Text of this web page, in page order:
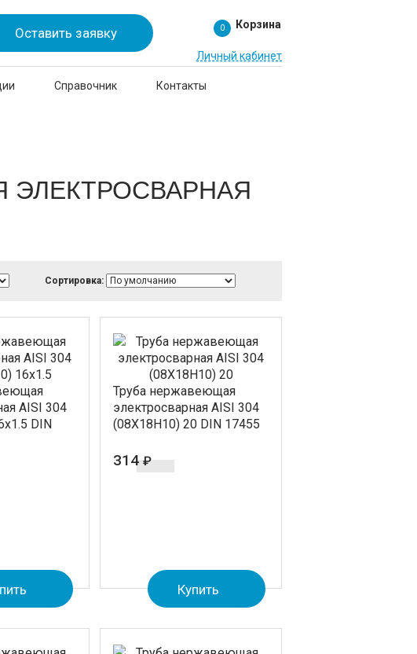
Оставить заявку
Корзина
0
Личный кабинет
Справочник Контакты
Сортировка:
AISI 304
DIN
Труба нержавеющая
электросварная AISI 304
(08Х18Н10) 20 DIN 17455
314 ₽
Купить